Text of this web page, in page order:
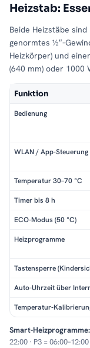
Heizstab:
Beide Heizstäbe
genormtes ½″-
Heizkörper) und
(640 mm) oder 1000
Funktion
Bedienung
WLAN / App-Steuerung
Temperatur 30–70 °C
Timer bis 8 h
ECO-Modus (50 °C)
Heizprogramme
Tastensperre
Auto-Uhrzeit über
Temperatur-
Smart-Heizprogramme:
22:00 · P3 =